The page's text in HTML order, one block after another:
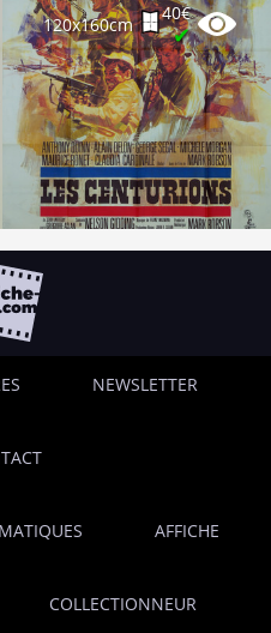
120x160cm
40€
✔
NEWSLETTER
AFFICHE
COLLECTIONNEUR